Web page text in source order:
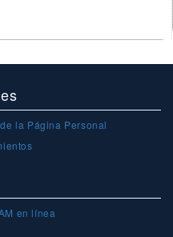
la Página Personal
en línea